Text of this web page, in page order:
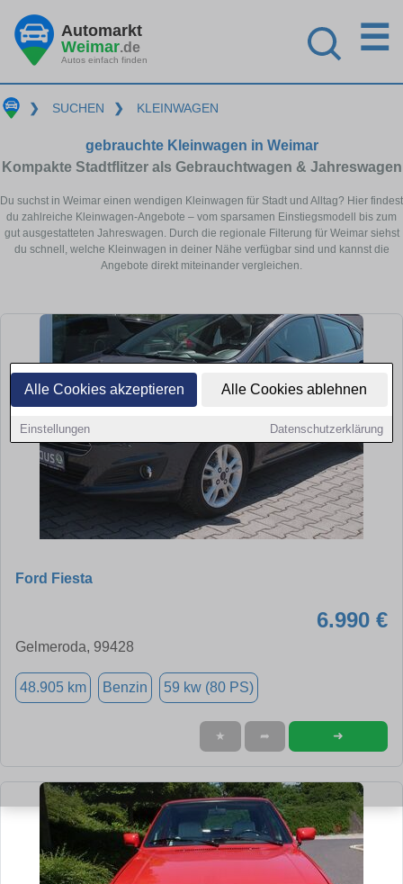
Alle Cookies akzeptieren Alle Cookies ablehnen
Einstellungen Datenschutzerklärung
Automarkt
Weimar.de
Autos einfach finden
☰
❯ SUCHEN ❯ KLEINWAGEN
gebrauchte Kleinwagen in Weimar
Kompakte Stadtflitzer als Gebrauchtwagen & Jahreswagen
Du suchst in Weimar einen wendigen Kleinwagen für Stadt und Alltag? Hier findest
du zahlreiche Kleinwagen-Angebote – vom sparsamen Einstiegsmodell bis zum
gut ausgestatteten Jahreswagen. Durch die regionale Filterung für Weimar siehst
du schnell, welche Kleinwagen in deiner Nähe verfügbar sind und kannst die
Angebote direkt miteinander vergleichen.
Ford Fiesta
6.990 €
Gelmeroda, 99428
48.905 km Benzin 59 kw (80 PS)
★ ➦ ➜